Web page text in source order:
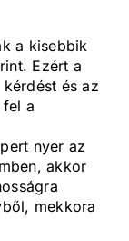
a kisebbik
Ezért a
és az
a
nyer az
akkor
mekkora